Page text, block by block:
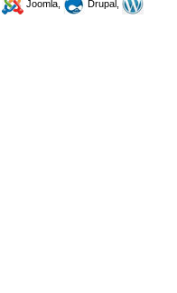
Joomla,
Drupal,